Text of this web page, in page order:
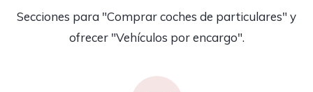
Secciones para "Comprar coches de particulares" y
ofrecer "Vehículos por encargo".